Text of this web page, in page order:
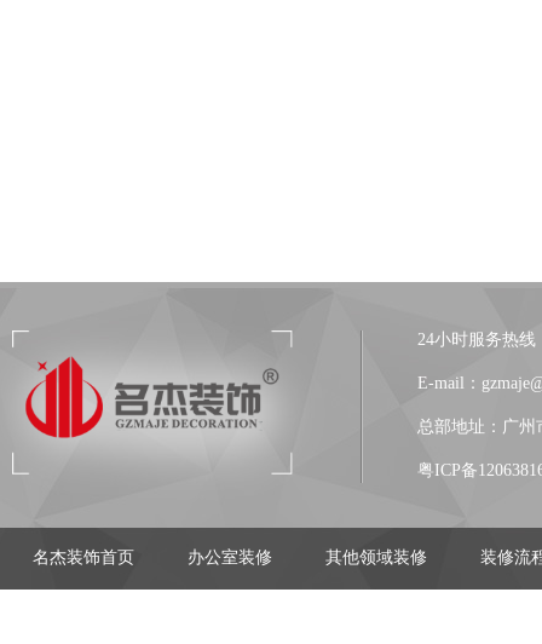
24小时服务热线
E-mail：
总部地址：广州
粤ICP备
名杰装饰首页 办公室装修 其他领域装修 装修流